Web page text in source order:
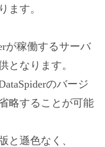
ます。
が稼働するサーバ
となります。
のバージ
略することが可能
と遜色なく、